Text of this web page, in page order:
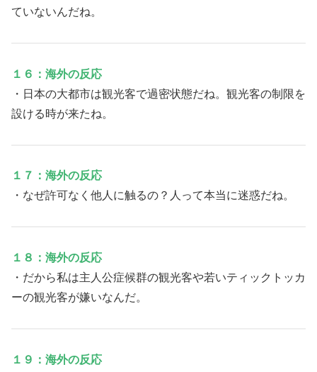
ていないんだね。
１６：海外の反応
・日本の大都市は観光客で過密状態だね。観光客の制限を
設ける時が来たね。
１７：海外の反応
・なぜ許可なく他人に触るの？人って本当に迷惑だね。
１８：海外の反応
・だから私は主人公症候群の観光客や若いティックトッカ
ーの観光客が嫌いなんだ。
１９：海外の反応